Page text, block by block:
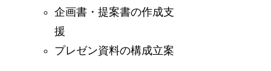
企画書・提案書の作成支
援
プレゼン資料の構成立案